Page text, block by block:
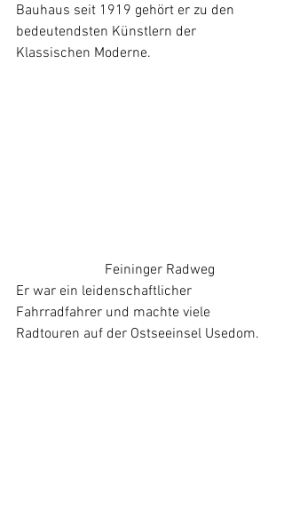
Bauhaus seit 1919 gehört er zu den
bedeutendsten Künstlern der
Klassischen Moderne.
		     Feininger Radweg
Er war ein leidenschaftlicher
Fahrradfahrer und machte viele
Radtouren auf der Ostseeinsel Usedom.